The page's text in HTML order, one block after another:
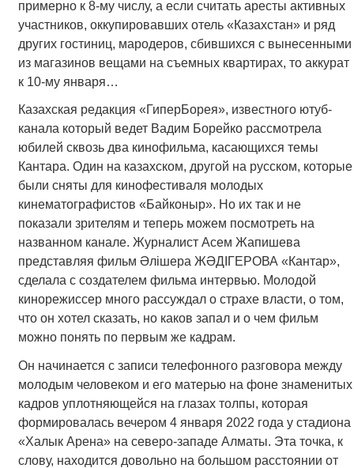
примерно к 8-му числу, а если считать аресты активных
участников, оккупировавших отель «Казахстан» и ряд
других гостиниц, мародеров, сбившихся с вынесенными
из магазинов вещами на съемных квартирах, то аккурат
к 10-му января…
Казахская редакция «ГиперБорея», известного ютуб-
канала который ведет Вадим Борейко рассмотрела
юбилей сквозь два кинофильма, касающихся темы
Кантара. Один на казахском, другой на русском, которые
были сняты для кинофестиваля молодых
кинематографистов «Байконыр». Но их так и не
показали зрителям и теперь можем посмотреть на
названном канале. Журналист Асем Жапишева
представляя фильм Әлішера ЖӘДІГЕРОВА «Кантар»,
сделала с создателем фильма интервью. Молодой
кинорежиссер много рассуждал о страхе власти, о том,
что он хотел сказать, но каков запал и о чем фильм
можно понять по первым же кадрам.
Он начинается с записи телефонного разговора между
молодым человеком и его матерью на фоне знаменитых
кадров уплотняющейся на глазах толпы, которая
формировалась вечером 4 января 2022 года у стадиона
«Халык Арена» на северо-западе Алматы. Эта точка, к
слову, находится довольно на большом расстоянии от